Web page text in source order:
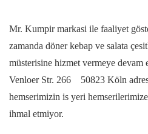
Mr. Kumpir markasi ile faaliyet
zamanda döner kebap ve salata
müsterisine hizmet vermeye
Venloer Str. 266 50823 Köln
hemserimizin is yeri
ihmal etmiyor.